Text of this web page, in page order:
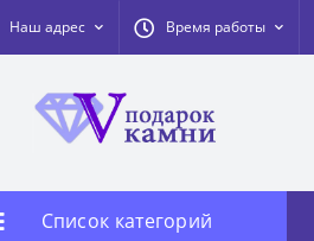
Наш адрес Время работы
Список категорий